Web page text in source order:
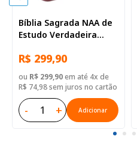
Bíblia Sagrada NAA de
Estudo Verdadeira
Regular, com mapa,
Capa Couro Sintético
Ilustrada Marrom
R$ 299,90
ou R$ 299,90em até 4x de
R$ 74,98 sem juros no cartão
- + Adicionar